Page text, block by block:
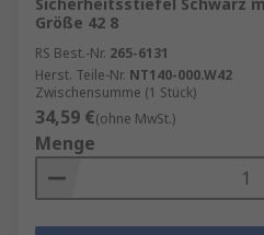
Größe 42 8
RS Best.-Nr. 265-6131
Herst. Teile-Nr. NT140-000.W42
Zwischensumme (1 Stück)
34,59 €(ohne MwSt.)
Menge